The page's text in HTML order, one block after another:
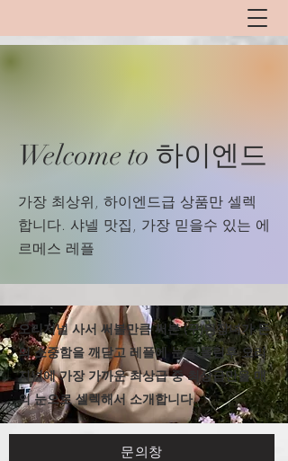
Welcome to 하이엔드
​가장 최상위, 하이엔드급 상품만 셀렉
합니다. 샤넬 맛집, 가장 믿을수 있는 에
르메스 레플
​오리지널 사서 써볼만큼 써본 (구)된장녀가 돈
의 소중함을 깨닫고 레플에 눈을 돌린후 오리
지널에 가장 가까운 최상급 중 최상급만을 매
의 눈으로 셀렉해서 소개합니다.
문의창